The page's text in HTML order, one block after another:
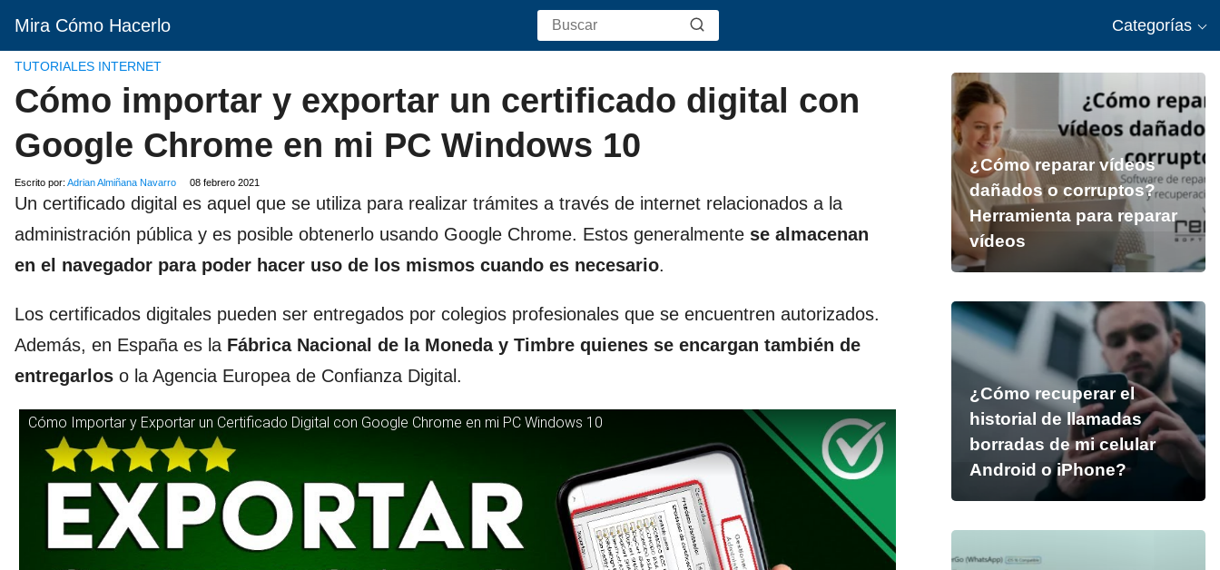
Mira Cómo Hacerlo Categorías
TUTORIALES INTERNET
Cómo importar y exportar un certificado digital con
Google Chrome en mi PC Windows 10
Escrito por: Adrian Almiñana Navarro 08 febrero 2021
Un certificado digital es aquel que se utiliza para realizar trámites a través de internet relacionados a la
administración pública y es posible obtenerlo usando Google Chrome. Estos generalmente se almacenan
en el navegador para poder hacer uso de los mismos cuando es necesario.
Los certificados digitales pueden ser entregados por colegios profesionales que se encuentren autorizados.
Además, en España es la Fábrica Nacional de la Moneda y Timbre quienes se encargan también de
entregarlos o la Agencia Europea de Confianza Digital.
Cómo Importar y Exportar un Certificado Digital con Google Chrome en mi PC Windows 10
¿Cómo reparar vídeos
dañados o corruptos?
Herramienta para reparar
vídeos
¿Cómo recuperar el
historial de llamadas
borradas de mi celular
Android o iPhone?